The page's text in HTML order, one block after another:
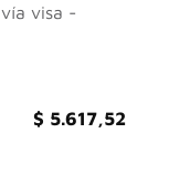
vía visa -
$ 5.617,52